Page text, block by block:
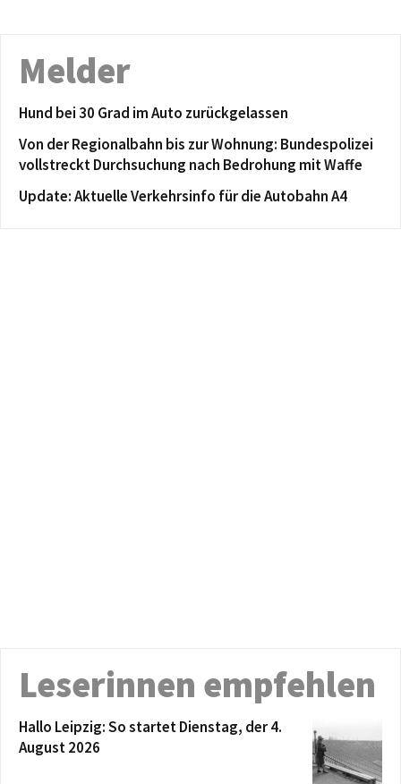
Melder
Hund bei 30 Grad im Auto zurückgelassen
Von der Regionalbahn bis zur Wohnung: Bundespolizei
vollstreckt Durchsuchung nach Bedrohung mit Waffe
Update: Aktuelle Verkehrsinfo für die Autobahn A4
Leserinnen empfehlen
Hallo Leipzig: So startet Dienstag, der 4.
August 2026